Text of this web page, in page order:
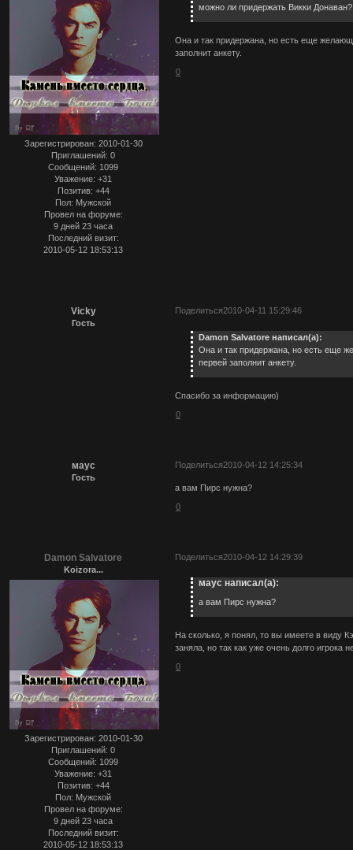
Зарегистрирован: 2010-01-30
Приглашений: 0
Сообщений: 1099
Уважение: +31
Позитив: +44
Пол: Мужской
Провел на форуме:
9 дней 23 часа
Последний визит:
2010-05-12 18:53:13
можно ли придержать Викки Донаван?
Она и так придержана, но есть еще
заполнит анкету.
0
Поделиться2010-04-11 15:29:46
Vicky
Гость
Damon Salvatore написал(а):
Она и так придержана, но есть еще
первей заполнит анкету.
Спасибо за информацию)
0
Поделиться2010-04-12 14:25:34
маус
Гость
а вам Пирс нужна?
0
Поделиться2010-04-12 14:29:39
Damon Salvatore
Koizora...
Зарегистрирован: 2010-01-30
Приглашений: 0
Сообщений: 1099
Уважение: +31
Позитив: +44
Пол: Мужской
Провел на форуме:
9 дней 23 часа
Последний визит:
2010-05-12 18:53:13
маус написал(а):
а вам Пирс нужна?
На сколько, я понял, то вы имеете в виду
заняла, но так как уже очень долго игрока
0